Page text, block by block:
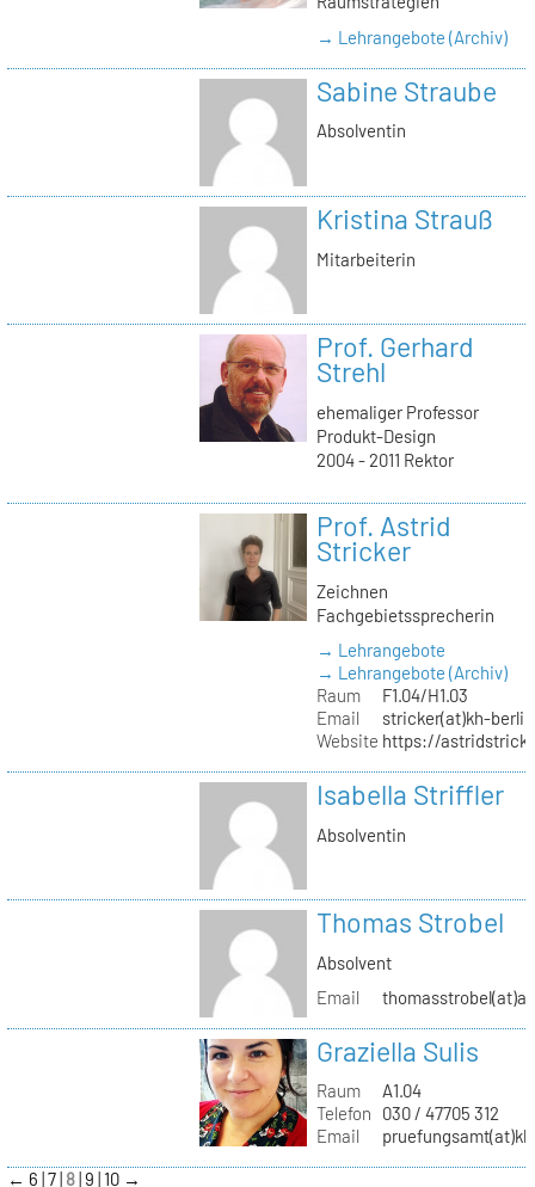
→ Lehrangebote (Archiv)
Sabine Straube
Absolventin
Kristina Strauß
Mitarbeiterin
Prof. Gerhard
Strehl
ehemaliger Professor
Produkt-Design
2004 - 2011 Rektor
Prof. Astrid
Stricker
Zeichnen
Fachgebietssprecherin
→ Lehrangebote
→ Lehrangebote (Archiv)
Raum
F1.04/H1.03
Email
stricker(at)kh-
Website https://
Isabella Striffler
Absolventin
Thomas Strobel
Absolvent
Email
Graziella Sulis
Raum
A1.04
Telefon
030 / 47705 312
Email
← 6 7 8 9 10 →